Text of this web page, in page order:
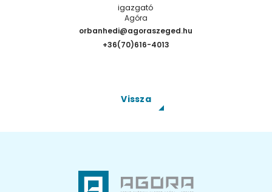
igazgató
Agóra
orbanhedi@agoraszeged.hu
+36(70)616-4013
Vissza